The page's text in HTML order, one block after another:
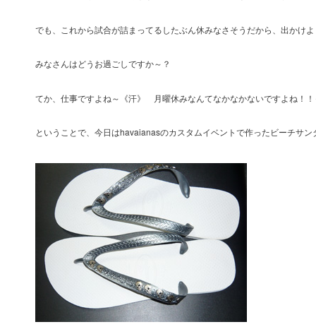
でも、これから試合が詰まってるしたぶん休みなさそうだから、出かけ
みなさんはどうお過ごしですか～？
てか、仕事ですよね～《汗》 月曜休みなんてなかなかないですよね！
ということで、今日はhavaianasのカスタムイベントで作ったビーチサ